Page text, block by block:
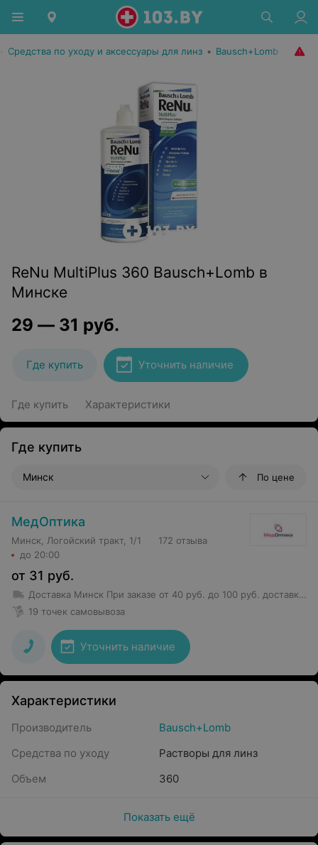
Средства по уходу и аксессуары для линз • Bausch+Lomb
ReNu MultiPlus 360 Bausch+Lomb в
Минске
29 — 31 руб.
Где купить Уточнить наличие
Где купить Характеристики
Где купить
Минск По цене
МедОптика
Минск, Логойский тракт, 1/1
до 20:00
172 отзыва
от 31 руб.
Доставка Минск При заказе от 40 руб. до 100 руб. доставка 5,50 руб.
19 точек самовывоза
Уточнить наличие
Характеристики
Производитель
Bausch+Lomb
Средства по уходу
Растворы для линз
Объем
360
Показать ещё